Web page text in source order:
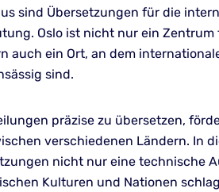
sind Übersetzungen für die
Oslo ist nicht nur ein Zentrum
auch ein Ort, an dem
sind.
präzise zu übersetzen,
verschiedenen Ländern. In
nicht nur eine technische
Kulturen und Nationen